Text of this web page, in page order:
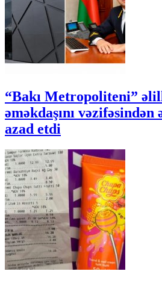
“Bakı Metropoliteni”
əməkdaşını vəzifəsindən
azad etdi